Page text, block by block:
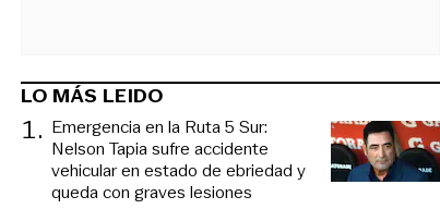
LO MÁS LEIDO
1. Emergencia en la Ruta 5 Sur:
Nelson Tapia sufre accidente
vehicular en estado de ebriedad y
queda con graves lesiones